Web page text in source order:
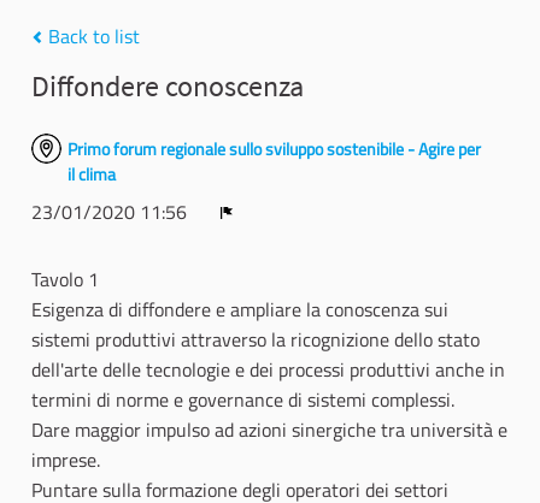
Back to list
Diffondere conoscenza
Primo forum regionale sullo sviluppo sostenibile - Agire per
il clima
23/01/2020 11:56
Tavolo 1
Esigenza di diffondere e ampliare la conoscenza sui
sistemi produttivi attraverso la ricognizione dello stato
dell'arte delle tecnologie e dei processi produttivi anche in
termini di norme e governance di sistemi complessi.
Dare maggior impulso ad azioni sinergiche tra università e
imprese.
Puntare sulla formazione degli operatori dei settori